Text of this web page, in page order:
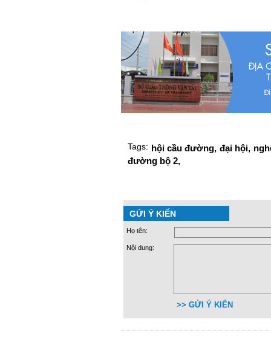
Tags: hội cầu đường, đại hội,
đường bộ 2,
GỬI Ý KIẾN
Họ tên:
Nội dung:
>> GỬI Ý KIẾN